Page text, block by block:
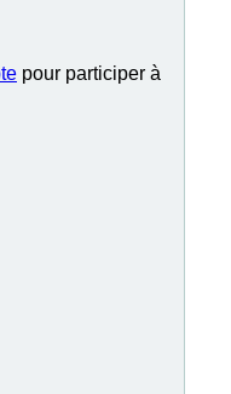
pour participer à